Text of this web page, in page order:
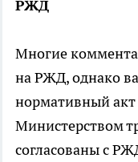
РЖД
Многие
на РЖД, однако
нормативный акт
Министерством
согласованы с